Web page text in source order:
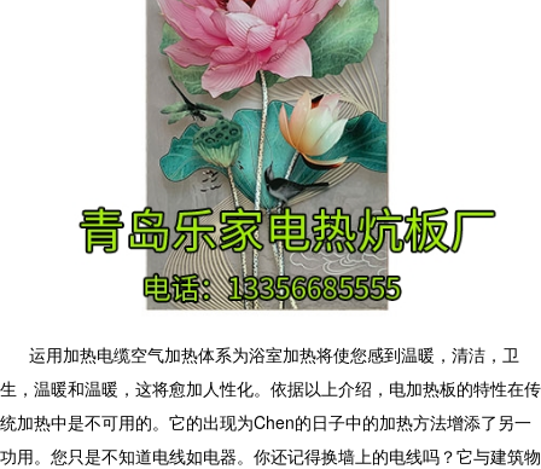
运用加热电缆空气加热体系为浴室加热将使您感到温暖，清洁，卫
生，温暖和温暖，这将愈加人性化。依据以上介绍，电加热板的特性在传
统加热中是不可用的。它的出现为Chen的日子中的加热方法增添了另一
功用。您只是不知道电线如电器。你还记得换墙上的电线吗？它与建筑物